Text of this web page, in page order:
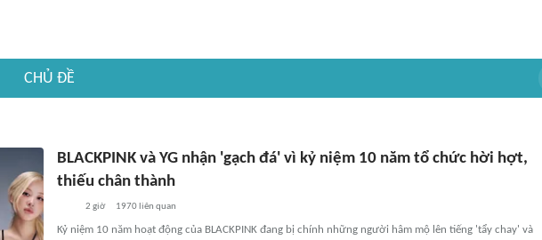
CHỦ ĐỀ
BLACKPINK và YG nhận 'gạch đá' vì kỷ niệm 10 năm tổ chức hời hợt,
thiếu chân thành
2 giờ 1970 liên quan
Kỷ niệm 10 năm hoạt động của BLACKPINK đang bị chính những người hâm mộ lên tiếng 'tẩy chay' và